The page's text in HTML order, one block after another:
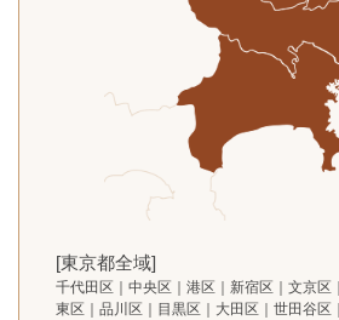
[東京都全域]
千代田区｜中央区｜港区｜新宿区｜文京区
東区｜品川区｜目黒区｜大田区｜世田谷区